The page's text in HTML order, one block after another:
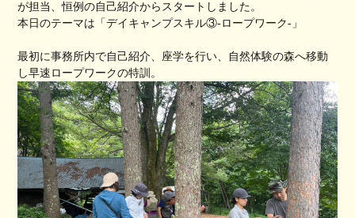
が担当、恒例の自己紹介からスタートしました。
本日のテーマは「デイキャンプスキル③-ロープワーク-」
最初に事務所内で自己紹介、座学を行い、自然体験の森へ移動
し早速ロープワークの特訓。